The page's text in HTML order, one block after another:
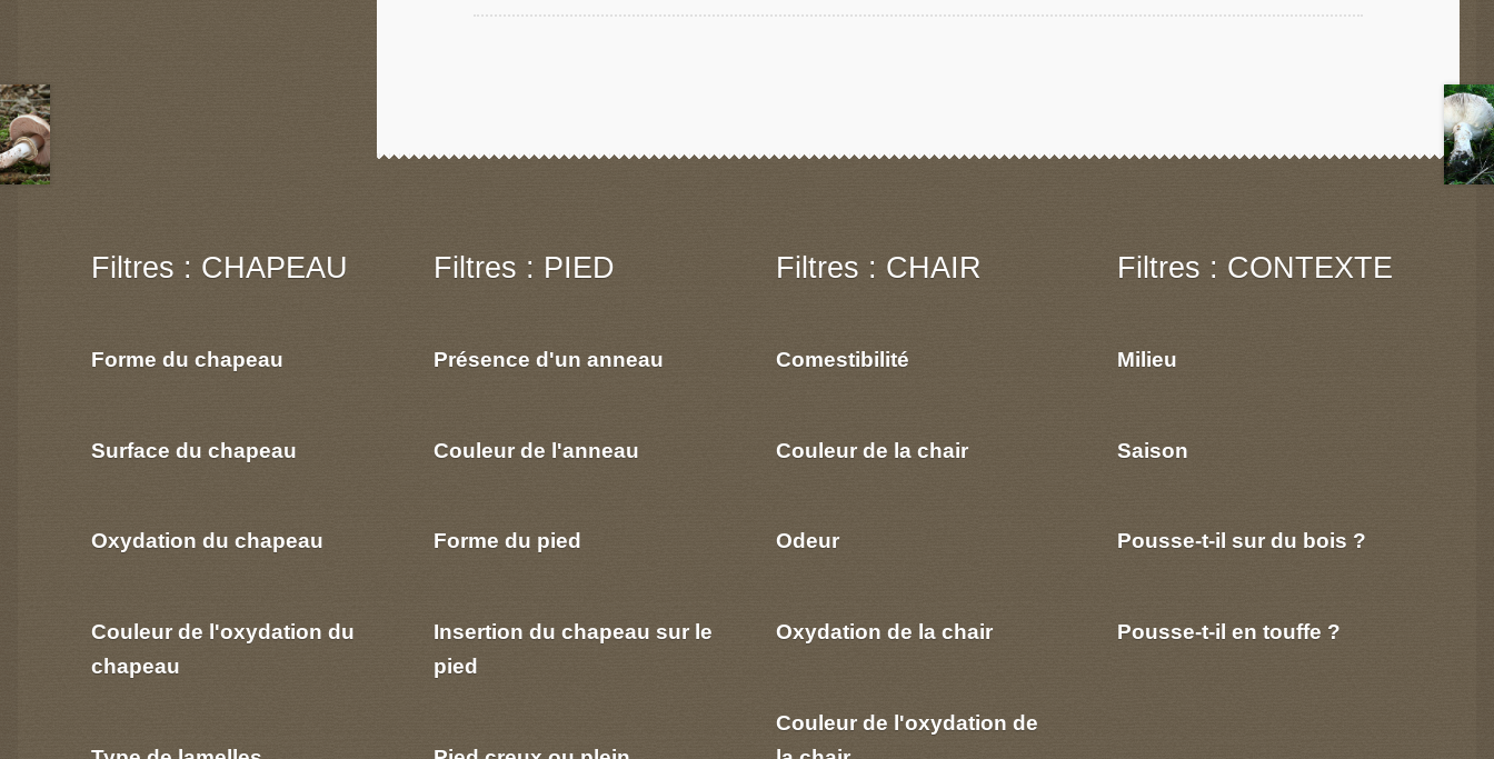
Filtres : CHAPEAU
Forme du chapeau
Surface du chapeau
Oxydation du chapeau
Couleur de l'oxydation du
chapeau
Filtres : PIED
Présence d'un anneau
Couleur de l'anneau
Forme du pied
Insertion du chapeau sur le
pied
Filtres : CHAIR
Comestibilité
Couleur de la chair
Odeur
Oxydation de la chair
Couleur de l'oxydation de
Filtres : CONTEXTE
Milieu
Saison
Pousse-t-il sur du bois ?
Pousse-t-il en touffe ?